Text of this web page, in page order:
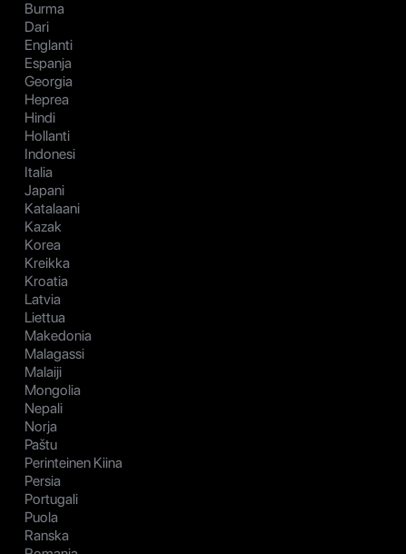
Burma
Dari
Englanti
Espanja
Georgia
Heprea
Hindi
Hollanti
Indonesi
Italia
Japani
Katalaani
Kazak
Korea
Kreikka
Kroatia
Latvia
Liettua
Makedonia
Malagassi
Malaiji
Mongolia
Nepali
Norja
Paštu
Perinteinen Kiina
Persia
Portugali
Puola
Ranska